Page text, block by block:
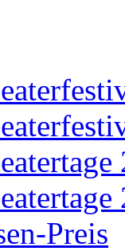
Preis